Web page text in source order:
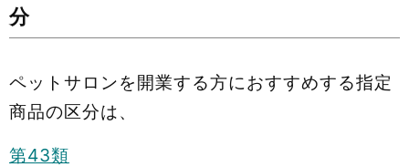
分
ペットサロンを開業する方におすすめする指定
商品の区分は、
第43類